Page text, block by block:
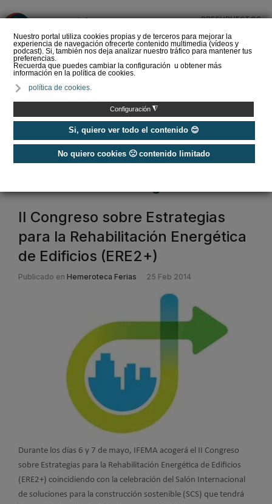
Nuestro portal utiliza cookies propias y de terceros para mejorar la
experiencia de navegación ofrecerte contenido multimedia (vídeos y
podcast). Si, también nos deja analizar nuestro tráfico para mantener tus
preferencias.
Recuerda que puedes cambiar la configuración u obtener más
información en la política de cookies.
política de cookies.
Configuración ◮
Si, quiero ver todo el contenido 😊
No quiero cookies 🙁 contenido limitado
PRESUPUESTOS
del Amperio (Episodio 3)
Etiquetas / rehabilitación energética
II Congreso sobre Estrategias
para la Rehabilitación Energética
de Edificios (ERE2+)
Publicado en Hemeroteca Ferias 25 Feb 2014
Durante los días 6 y 7 de mayo, IFEMA acogerá el II Congreso
sobre Estrategias para la Rehabilitación Energética de Edificios
(ERE2+) coincidiendo con la celebración del Salón Internacional
de soluciones para la construcción sostenible (SCS) que tendrá